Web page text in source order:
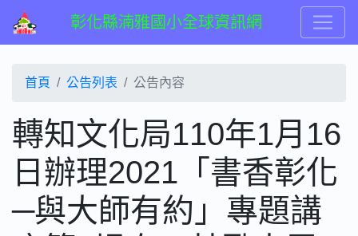
彰化縣湳雅國小全球資訊網
首頁 公告列表 公告內容
轉知文化局110年1月16
日辦理2021「書香彰化
─與大師有約」專題講